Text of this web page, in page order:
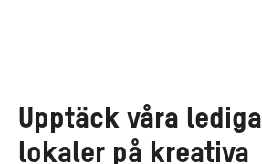
Upptäck våra lediga
lokaler på kreativa